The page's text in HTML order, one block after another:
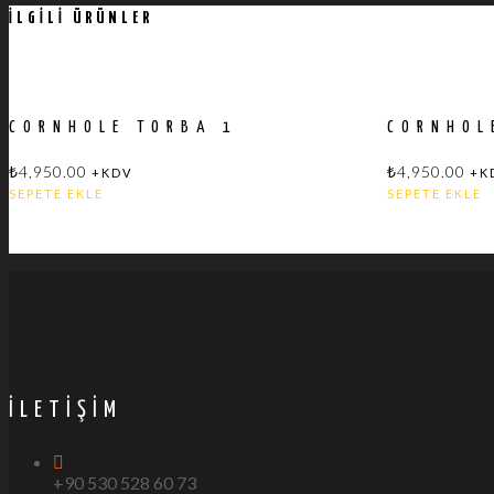
İLGILI ÜRÜNLER
CORNHOLE TORBA 1
₺4,950.00 +KDV
SEPETE EKLE
₺4,950.00
SEPETE EKLE
İLETIŞIM
+90 530 528 60 73